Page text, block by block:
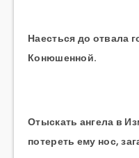
Наесться до отвала
Конюшенной.
Отыскать ангела в
потереть ему нос,